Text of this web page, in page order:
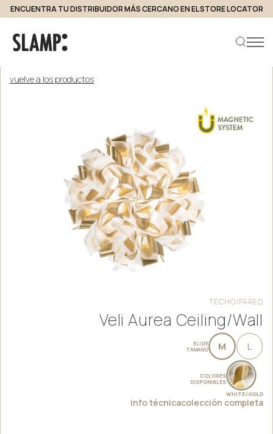
ENCUENTRA TU DISTRIBUIDOR MÁS CERCANO EN EL STORE LOCATOR
vuelve a los productos
TECHO/PARED
Veli Aurea Ceiling/Wall
ELIGE
TAMAÑO
M L
COLORES
DISPONIBLES
WHITE/GOLD
info técnicacolección completa